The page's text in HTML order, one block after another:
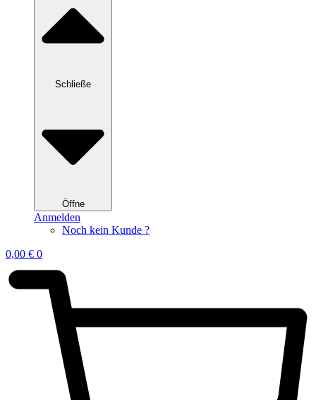
Schließe
Öffne
Anmelden
Noch kein Kunde ?
0,00 € 0